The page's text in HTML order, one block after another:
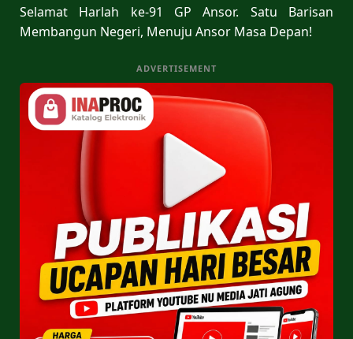
Selamat Harlah ke-91 GP Ansor. Satu Barisan
Membangun Negeri, Menuju Ansor Masa Depan!
ADVERTISEMENT